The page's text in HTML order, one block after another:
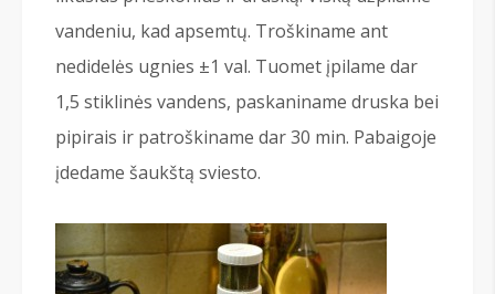
vandeniu, kad apsemtų. Troškiname ant
nedidelės ugnies ±1 val. Tuomet įpilame dar
1,5 stiklinės vandens, paskaniname druska bei
pipirais ir patroškiname dar 30 min. Pabaigoje
įdedame šaukštą sviesto.